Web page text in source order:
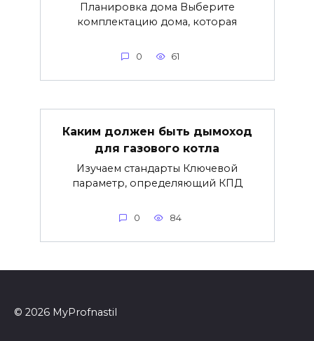
Планировка дома Выберите
комплектацию дома, которая
0 61
Каким должен быть дымоход
для газового котла
Изучаем стандарты Ключевой
параметр, определяющий КПД
0 84
© 2026 MyProfnastil